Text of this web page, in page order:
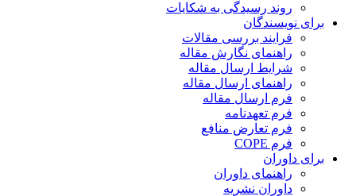
روند رسیدگی به شکایات
برای نویسندگان
فرایند بررسی مقالات
راهنمای نگارش مقاله
شرایط ارسال مقاله
راهنمای ارسال مقاله
فرم ارسال مقاله
فرم تعهدنامه
فرم تعارض منافع
فرم COPE
برای داوران
راهنمای داوران
داوران نشریه